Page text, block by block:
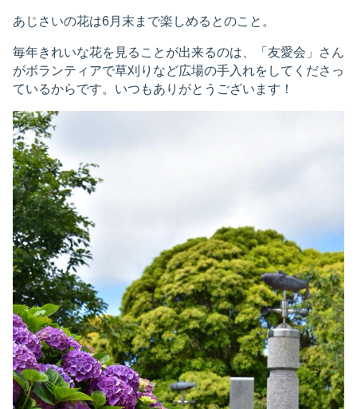
あじさいの花は6月末まで楽しめるとのこと。
毎年きれいな花を見ることが出来るのは、「友愛会」さん
がボランティアで草刈りなど広場の手入れをしてくださっ
ているからです。いつもありがとうございます！